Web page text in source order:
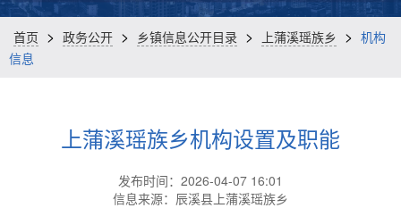
首页 > 政务公开 > 乡镇信息公开目录 > 上蒲溪瑶族乡 > 机构
信息
上蒲溪瑶族乡机构设置及职能
发布时间：2026-04-07 16:01
信息来源：辰溪县上蒲溪瑶族乡